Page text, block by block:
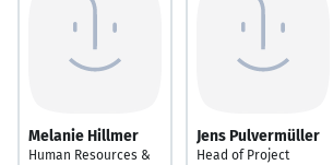
Melanie Hillmer
Human Resources &
Jens Pulvermüller
Head of Project